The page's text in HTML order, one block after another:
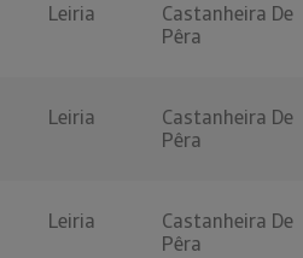
Leiria
Castanheira De
Pêra
Leiria
Castanheira De
Pêra
Leiria
Castanheira De
Pêra